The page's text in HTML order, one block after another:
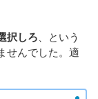
択しろ 、という
せんでした。適